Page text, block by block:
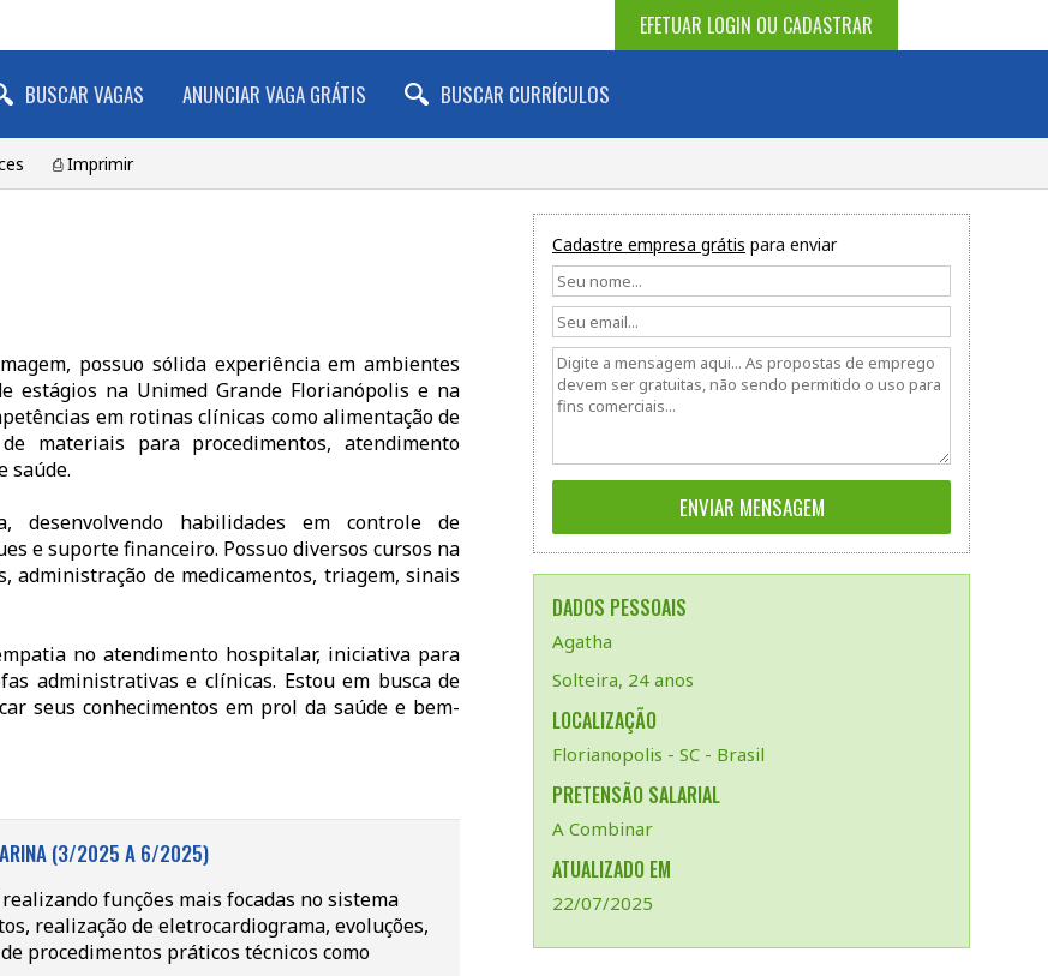
EFETUAR LOGIN OU CADASTRAR
BUSCAR VAGAS ANUNCIAR VAGA GRÁTIS BUSCAR CURRÍCULOS
⎙ Imprimir
Cadastre empresa grátis para enviar
DADOS PESSOAIS
Agatha
Solteira, 24 anos
LOCALIZAÇÃO
Florianopolis - SC - Brasil
PRETENSÃO SALARIAL
A Combinar
ATUALIZADO EM
22/07/2025
possuo sólida experiência em ambientes
estágios na Unimed Grande Florianópolis e na
em rotinas clínicas como alimentação de
materiais para procedimentos, atendimento
saúde.
desenvolvendo habilidades em controle de
e suporte financeiro. Possuo diversos cursos na
administração de medicamentos, triagem, sinais
no atendimento hospitalar, iniciativa para
administrativas e clínicas. Estou em busca de
seus conhecimentos em prol da saúde e bem-
(3/2025 A 6/2025)
funções mais focadas no sistema
realização de eletrocardiograma, evoluções,
procedimentos práticos técnicos como